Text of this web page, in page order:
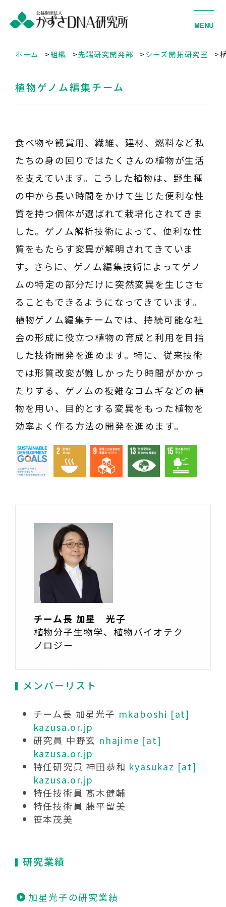
MENU
ホーム 組織 先端研究開発部 シーズ開拓研究室
植物ゲノム編集チーム
食べ物や観賞用、繊維、建材、燃料など私
たちの身の回りではたくさんの植物が生活
を支えています。こうした植物は、野生種
の中から長い時間をかけて生じた便利な性
質を持つ個体が選ばれて栽培化されてきま
した。ゲノム解析技術によって、便利な性
質をもたらす変異が解明されてきていま
す。さらに、ゲノム編集技術によってゲノ
ムの特定の部分だけに突然変異を生じさせ
ることもできるようになってきています。
植物ゲノム編集チームでは、持続可能な社
会の形成に役立つ植物の育成と利用を目指
した技術開発を進めます。特に、従来技術
では形質改変が難しかったり時間がかかっ
たりする、ゲノムの複雑なコムギなどの植
物を用い、目的とする変異をもった植物を
効率よく作る方法の開発を進めます。
チーム長 加星 光子
植物分子生物学、植物バイオテク
ノロジー
メンバーリスト
チーム長 加星光子 mkaboshi [at]
kazusa.or.jp
研究員 中野玄 nhajime [at]
kazusa.or.jp
特任研究員 神田恭和 kyasukaz [at]
kazusa.or.jp
特任技術員 髙木健輔
特任技術員 藤平留美
笹本茂美
研究業績
加星光子の研究業績